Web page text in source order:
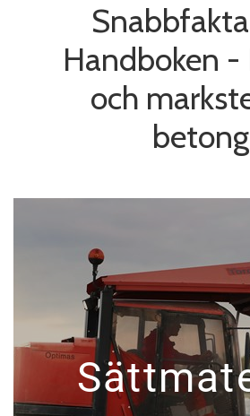
Handboken
och
betong